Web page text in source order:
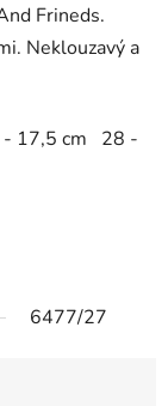
Frineds.
Neklouzavý a
17,5 cm 28 -
6477/27